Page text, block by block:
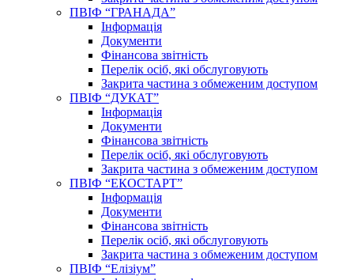
ПВІФ “ГРАНАДА”
Інформація
Документи
Фінансова звітність
Перелік осіб, які обслуговують
Закрита частина з обмеженим доступом
ПВІФ “ДУКАТ”
Інформація
Документи
Фінансова звітність
Перелік осіб, які обслуговують
Закрита частина з обмеженим доступом
ПВІФ “ЕКОСТАРТ”
Інформація
Документи
Фінансова звітність
Перелік осіб, які обслуговують
Закрита частина з обмеженим доступом
ПВІФ “Елізіум”